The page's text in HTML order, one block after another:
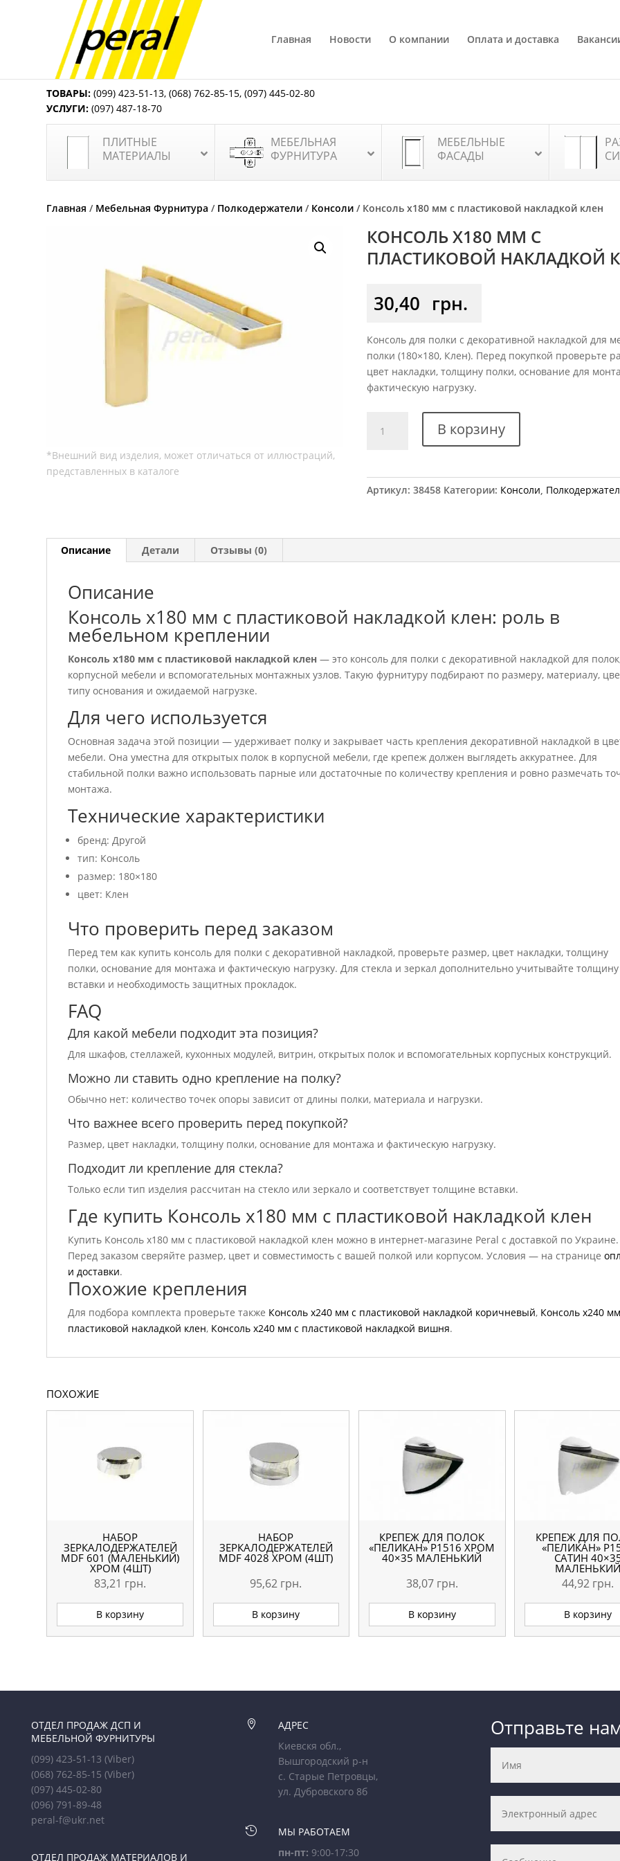
Главная Новости О компании Оплата и доставка
ТОВАРЫ: (099) 423-51-13,(068) 762-85-15,(097) 445-02-80
УСЛУГИ: (097) 487-18-70
ПЛИТНЫЕ
МАТЕРИАЛЫ
МЕБЕЛЬНАЯ
ФУРНИТУРА
МЕБЕЛЬНЫЕ
ФАСАДЫ
Главная / Мебельная Фурнитура / Полкодержатели / Консоли / Консоль х180 мм с пластиковой накладкой клен
КОНСОЛЬ Х180 ММ С
ПЛАСТИКОВОЙ НАКЛАДКОЙ
30,40 грн.
Консоль для полки с декоративной накладкой для
полки (180×180, Клен). Перед покупкой проверьте
цвет накладки, толщину полки, основание для
фактическую нагрузку.
товара
В корзину
Артикул:38458 Категории: Консоли,
Описание Детали Отзывы (0)
Описание
Консоль х180 мм с пластиковой накладкой клен: роль в
мебельном креплении
Консоль х180 мм с пластиковой накладкой клен — это консоль для полки с декоративной накладкой для
корпусной мебели и вспомогательных монтажных узлов. Такую фурнитуру подбирают по размеру, материалу,
типу основания и ожидаемой нагрузке.
Для чего используется
Основная задача этой позиции — удерживает полку и закрывает часть крепления декоративной накладкой в
мебели. Она уместна для открытых полок в корпусной мебели, где крепеж должен выглядеть аккуратнее. Для
стабильной полки важно использовать парные или достаточные по количеству крепления и ровно размечать
монтажа.
Технические характеристики
бренд: Другой
тип: Консоль
размер: 180×180
цвет: Клен
Что проверить перед заказом
Перед тем как купить консоль для полки с декоративной накладкой, проверьте размер, цвет накладки, толщину
полки, основание для монтажа и фактическую нагрузку. Для стекла и зеркал дополнительно учитывайте толщину
вставки и необходимость защитных прокладок.
FAQ
Для какой мебели подходит эта позиция?
Для шкафов, стеллажей, кухонных модулей, витрин, открытых полок и вспомогательных корпусных конструкций.
Можно ли ставить одно крепление на полку?
Обычно нет: количество точек опоры зависит от длины полки, материала и нагрузки.
Что важнее всего проверить перед покупкой?
Размер, цвет накладки, толщину полки, основание для монтажа и фактическую нагрузку.
Подходит ли крепление для стекла?
Только если тип изделия рассчитан на стекло или зеркало и соответствует толщине вставки.
Где купить Консоль х180 мм с пластиковой накладкой клен
Купить Консоль х180 мм с пластиковой накладкой клен можно в интернет-магазине Peral с доставкой по Украине.
Перед заказом сверяйте размер, цвет и совместимость с вашей полкой или корпусом. Условия — на странице
и доставки.
Похожие крепления
Для подбора комплекта проверьте также Консоль х240 мм с пластиковой накладкой коричневый, Консоль х240
пластиковой накладкой клен, Консоль х240 мм с пластиковой накладкой вишня.
ПОХОЖИЕ
НАБОР
ЗЕРКАЛОДЕРЖАТЕЛЕЙ
MDF 601 (МАЛЕНЬКИЙ)
ХРОМ (4ШТ)
83,21 грн.
В корзину
НАБОР
ЗЕРКАЛОДЕРЖАТЕЛЕЙ
MDF 4028 ХРОМ (4ШТ)
95,62 грн.
В корзину
КРЕПЕЖ ДЛЯ ПОЛОК
«ПЕЛИКАН» Р1516 ХРОМ
40×35 МАЛЕНЬКИЙ
38,07 грн.
В корзину
КРЕПЕЖ ДЛЯ
«ПЕЛИКАН»
САТИН
МАЛЕНЬКИЙ
44,92 грн.
В корзину
ОТДЕЛ ПРОДАЖ ДСП И
МЕБЕЛЬНОЙ ФУРНИТУРЫ
(099) 423-51-13(Viber)
(068) 762-85-15(Viber)
(097) 445-02-80
(096) 791-89-48
peral-f@ukr.net
ОТДЕЛ ПРОДАЖ МАТЕРИАЛОВ И

АДРЕС
Киевскя обл.,
Вышгородский р-н
с. Старые Петровцы,
ул. Дубровского 8б

МЫ РАБОТАЕМ
пн-пт: 9:00-17:30
Отправьте